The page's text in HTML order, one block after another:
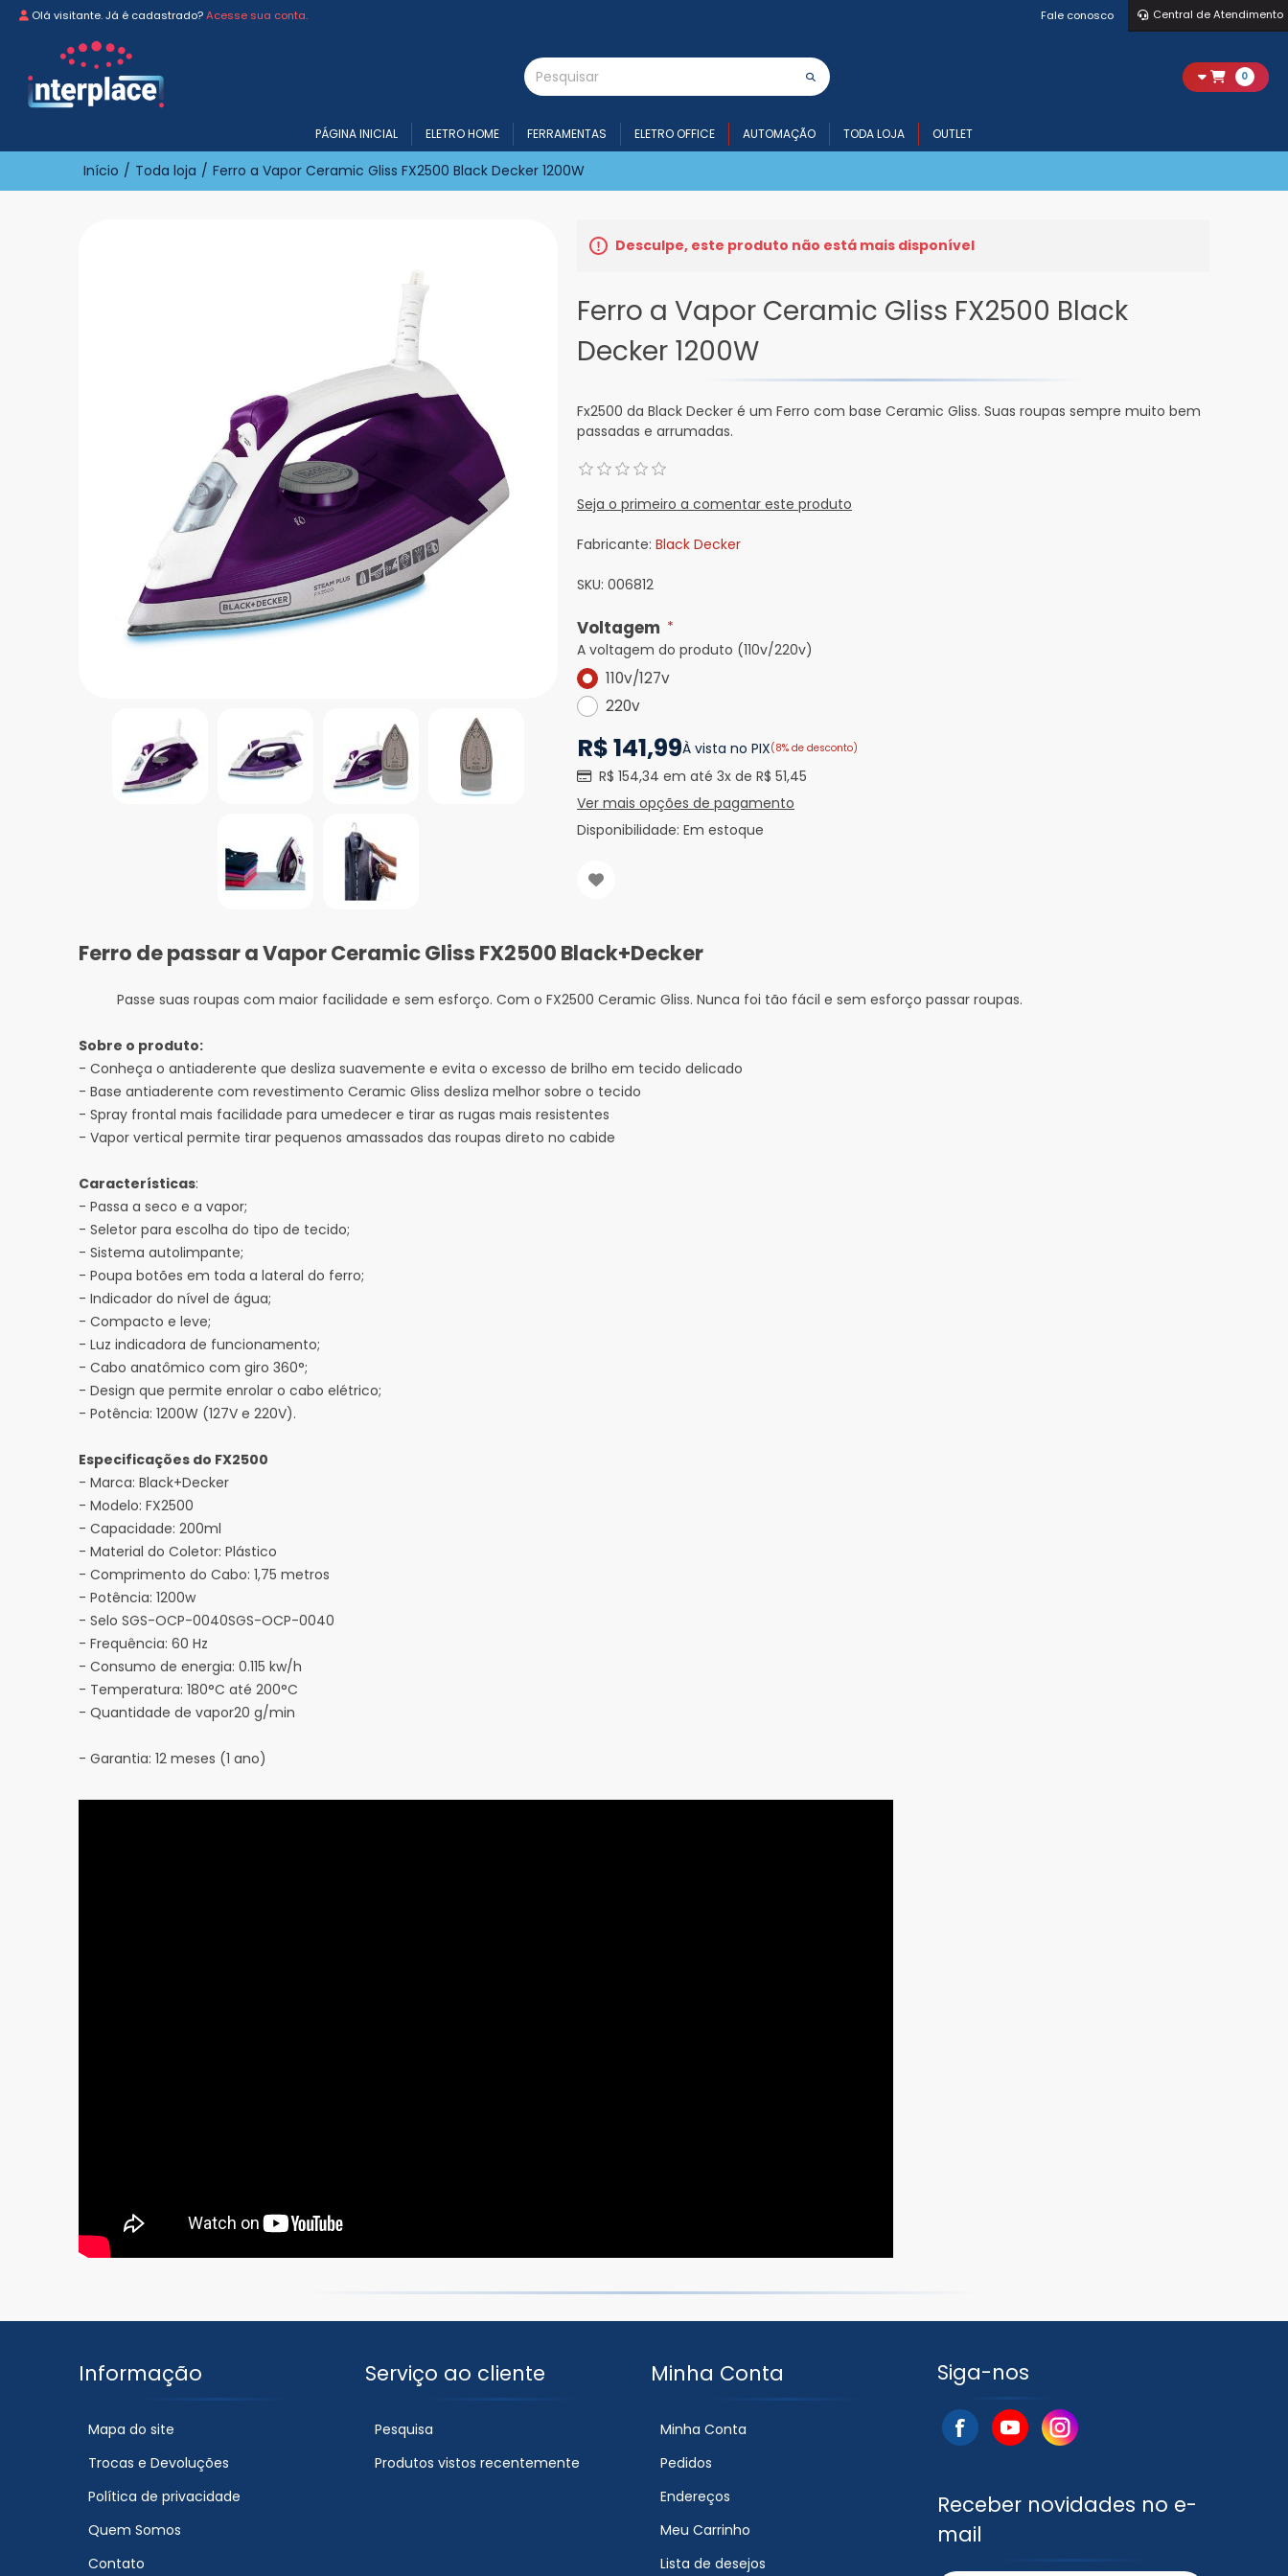
Olá visitante. Já é cadastrado?Acesse sua conta. Fale conosco Central de Atendimento
0
PÁGINA INICIAL ELETRO HOME FERRAMENTAS ELETRO OFFICE AUTOMAÇÃO TODA LOJA OUTLET
Início / Toda loja / Ferro a Vapor Ceramic Gliss FX2500 Black Decker 1200W
Desculpe, este produto não está mais disponível
Ferro a Vapor Ceramic Gliss FX2500 Black
Decker 1200W
Fx2500 da Black Decker é um Ferro com base Ceramic Gliss. Suas roupas sempre muito bem
passadas e arrumadas.
Seja o primeiro a comentar este produto
Fabricante: Black Decker
SKU: 006812
Voltagem *
A voltagem do produto (110v/220v)
110v/127v
220v
R$ 141,99À vista no PIX(8% de desconto)
R$ 154,34 em até 3x de R$ 51,45
Ver mais opções de pagamento
Disponibilidade: Em estoque
Ferro de passar a Vapor Ceramic Gliss FX2500 Black+Decker
Passe suas roupas com maior facilidade e sem esforço. Com o FX2500 Ceramic Gliss. Nunca foi tão fácil e sem esforço passar roupas.
Sobre o produto:
- Conheça o antiaderente que desliza suavemente e evita o excesso de brilho em tecido delicado
- Base antiaderente com revestimento Ceramic Gliss desliza melhor sobre o tecido
- Spray frontal mais facilidade para umedecer e tirar as rugas mais resistentes
- Vapor vertical permite tirar pequenos amassados das roupas direto no cabide
Características:
- Passa a seco e a vapor;
- Seletor para escolha do tipo de tecido;
- Sistema autolimpante;
- Poupa botões em toda a lateral do ferro;
- Indicador do nível de água;
- Compacto e leve;
- Luz indicadora de funcionamento;
- Cabo anatômico com giro 360°;
- Design que permite enrolar o cabo elétrico;
- Potência: 1200W (127V e 220V).
Especificações do FX2500
- Marca: Black+Decker
- Modelo: FX2500
- Capacidade: 200ml
- Material do Coletor: Plástico
- Comprimento do Cabo: 1,75 metros
- Potência: 1200w
- Selo SGS-OCP-0040SGS-OCP-0040
- Frequência: 60 Hz
- Consumo de energia: 0.115 kw/h
- Temperatura: 180°C até 200°C
- Quantidade de vapor20 g/min
- Garantia: 12 meses (1 ano)
Informação
Mapa do site
Trocas e Devoluções
Política de privacidade
Quem Somos
Contato
Serviço ao cliente
Pesquisa
Produtos vistos recentemente
Minha Conta
Minha Conta
Pedidos
Endereços
Meu Carrinho
Lista de desejos
Siga-nos
Receber novidades no e-
mail